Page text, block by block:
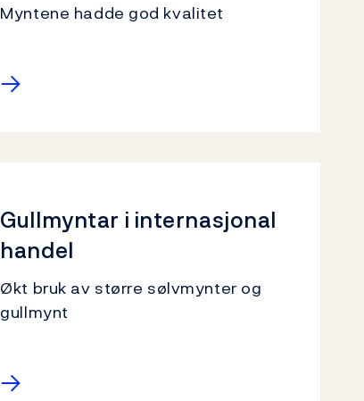
Myntene hadde god kvalitet
→
Gullmyntar i internasjonal
handel
Økt bruk av større sølvmynter og
gullmynt
→